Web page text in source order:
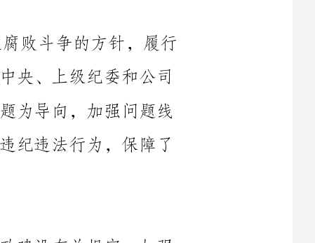
索的收集、核查和处置，严肃查处了一批违纪违法行为，保障了
我们在全年工作中，严格执行党风廉政建设有关规定，加强
了对党员干部的纪律监督和教育管理。坚持“纪律不松口、揪出